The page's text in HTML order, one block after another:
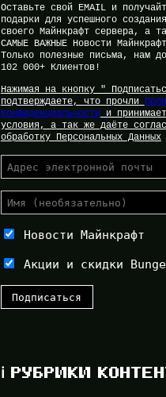
Оставьте свой EMAIL и
подарки для успешного создания
своего Майнкрафт сервера, а
САМЫЕ ВАЖНЫЕ Новости
Только полезные письма, нам
102 000+ Клиентов!
Нажимая на кнопку "
подтверждаете, что прочли
Конфиденциальностии
условия, а так же даёте
обработку Персональных Данных
Новости Майнкрафт
Акции и скидки
ℹ️ РУБРИКИ